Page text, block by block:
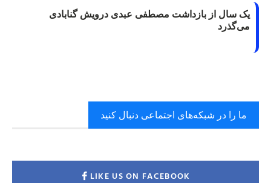
یک سال از بازداشت مصطفی عبدی درویش گنابادی
می‌گذرد
ما را در شبکه‌های اجتماعی دنبال کنید
LIKE US ON FACEBOOK